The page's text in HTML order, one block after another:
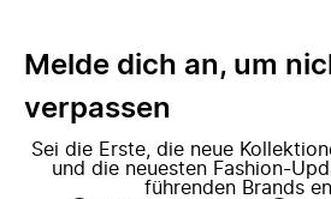
Melde dich an, um
verpassen
Sei die Erste, die neue
und die neuesten Fashion-
führenden Brands